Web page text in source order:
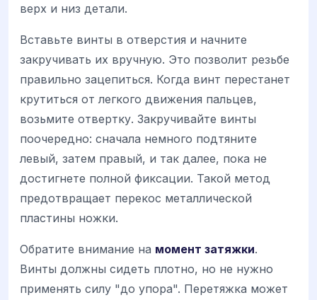
верх и низ детали.
Вставьте винты в отверстия и начните
закручивать их вручную. Это позволит резьбе
правильно зацепиться. Когда винт перестанет
крутиться от легкого движения пальцев,
возьмите отвертку. Закручивайте винты
поочередно: сначала немного подтяните
левый, затем правый, и так далее, пока не
достигнете полной фиксации. Такой метод
предотвращает перекос металлической
пластины ножки.
Обратите внимание на момент затяжки.
Винты должны сидеть плотно, но не нужно
применять силу "до упора". Перетяжка может